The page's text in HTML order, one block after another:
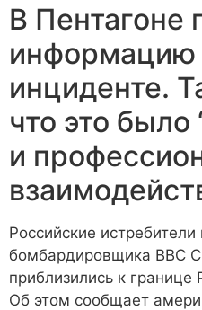
В Пентагоне
информацию
инциденте.
что это было
и
Российские
бомбардировщика ВВС
приблизились к
Об этом сообщает